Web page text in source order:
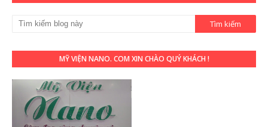
MỸ VIỆN NANO. COM XIN CHÀO QUÝ KHÁCH !